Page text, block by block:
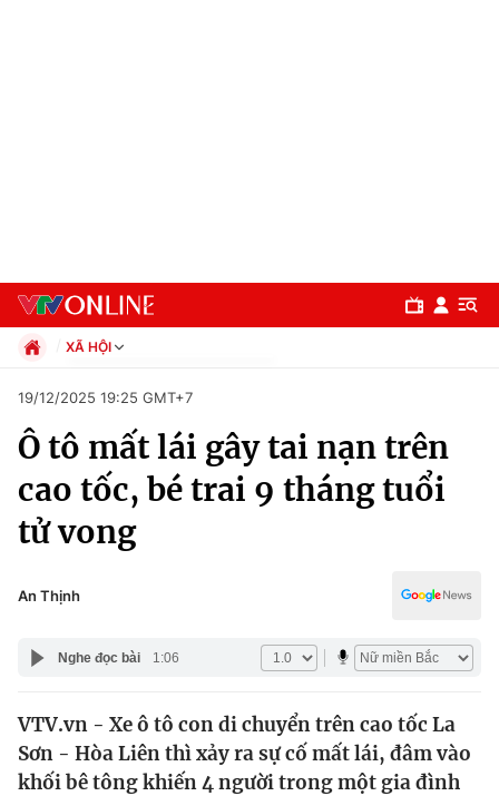
Chuyên mục
Chính trị
Thế giới
XÃ HỘI
Xã hội
Pháp luật
Kinh tế
Thể thao
Truyền hình
Văn hóa - Giải trí
Giáo dục
19/12/2025 19:25 GMT+7
Ô tô mất lái gây tai nạn trên
cao tốc, bé trai 9 tháng tuổi
tử vong
An Thịnh
Nghe đọc bài 1:06
VTV.vn - Xe ô tô con di chuyển trên cao tốc La
Sơn - Hòa Liên thì xảy ra sự cố mất lái, đâm vào
khối bê tông khiến 4 người trong một gia đình